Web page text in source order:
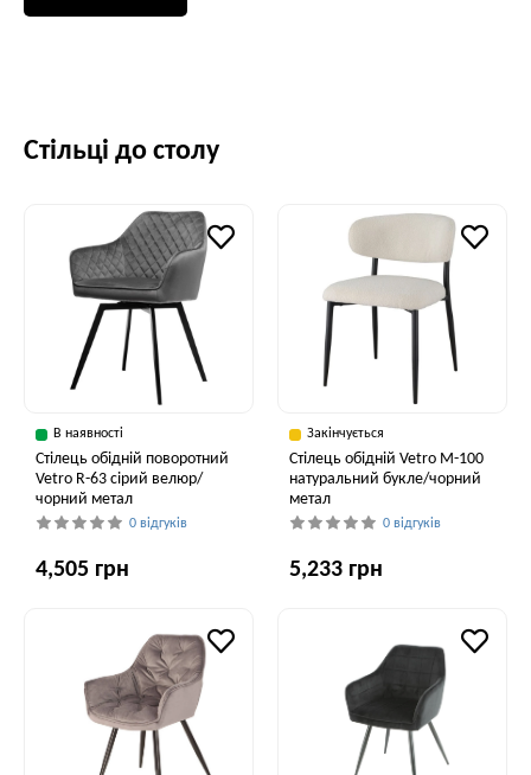
Стільці до столу
В наявності
Стілець обідній поворотний
Vetro R-63 сірий велюр/
чорний метал
0 відгуків
4,505 грн
Закінчується
Стілець обідній Vetro M-100
натуральний букле/чорний
метал
0 відгуків
5,233 грн